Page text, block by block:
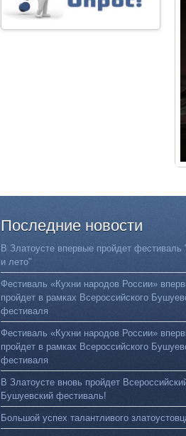
Последние новости
В Златоусте впервые пройдет фестиваль
и лето"
Фестиваль «Кухни народов России»
пройдет в рамках Всероссийского
фестиваля
Фестиваль «Кухни народов России»
пройдет в рамках Всероссийского
фестиваля
В Златоусте вновь пройдет
Бушуевский фестиваль!
Большой успех талантливого